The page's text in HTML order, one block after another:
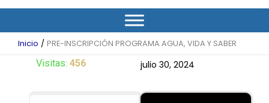
Inicio PRE-INSCRIPCIÓN PROGRAMA AGUA, VIDA Y SABER
julio 30, 2024
Visitas: 456